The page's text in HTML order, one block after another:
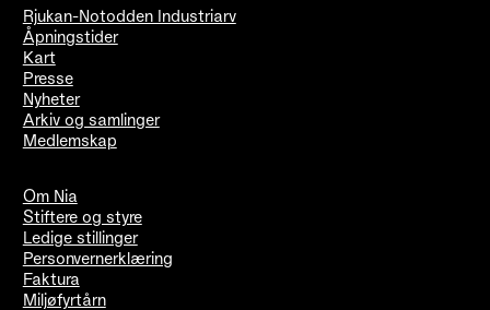
Rjukan-Notodden Industriarv
Åpningstider
Kart
Presse
Nyheter
Arkiv og samlinger
Medlemskap
Om Nia
Stiftere og styre
Ledige stillinger
Personvernerklæring
Faktura
Miljøfyrtårn